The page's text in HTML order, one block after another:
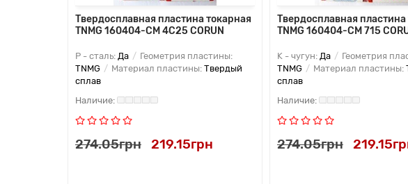
Твердосплавная пластина токарная
TNMG 160404-CM 4C25 CORUN
P - сталь: Да
Геометрия пластины:
TNMG
Материал пластины: Твердый
сплав
274.05грн 219.15грн
Твердосплавная пластина
TNMG 160404-CM 715
K - чугун: Да
Геометрия
TNMG
Материал пластины:
сплав
274.05грн